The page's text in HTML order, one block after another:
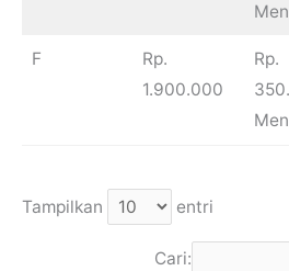
F
Rp.
1.900.000
Rp.
Tampilkan entri
Cari: